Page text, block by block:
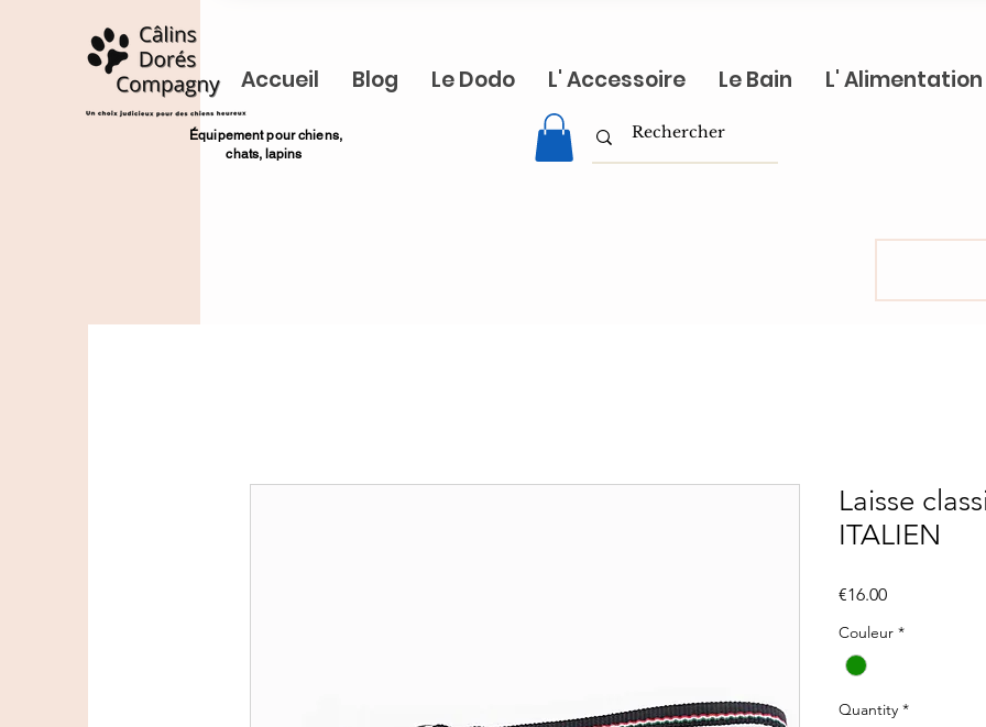
Accueil Blog Le Dodo L' Accessoire Le Bain L' Alimentation
​Équipement pour chiens,
chats, lapins
Laisse
ITALIEN
€16.00Price
Couleur *
Quantity *